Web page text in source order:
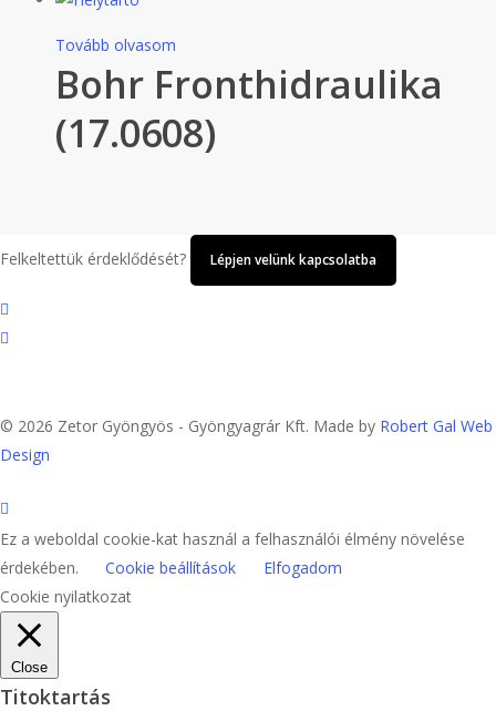
Tovább olvasom
Bohr Fronthidraulika
(17.0608)
Felkeltettük érdeklődését? Lépjen velünk kapcsolatba
twitter
facebook
© 2026 Zetor Gyöngyös - Gyöngyagrár Kft. Made by Robert Gal Web
Design
Ez a weboldal cookie-kat használ a felhasználói élmény növelése
érdekében.
Cookie beállítások
Elfogadom
Cookie nyilatkozat
Close
Titoktartás